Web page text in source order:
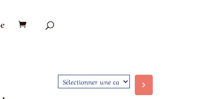
Sélectionner
une